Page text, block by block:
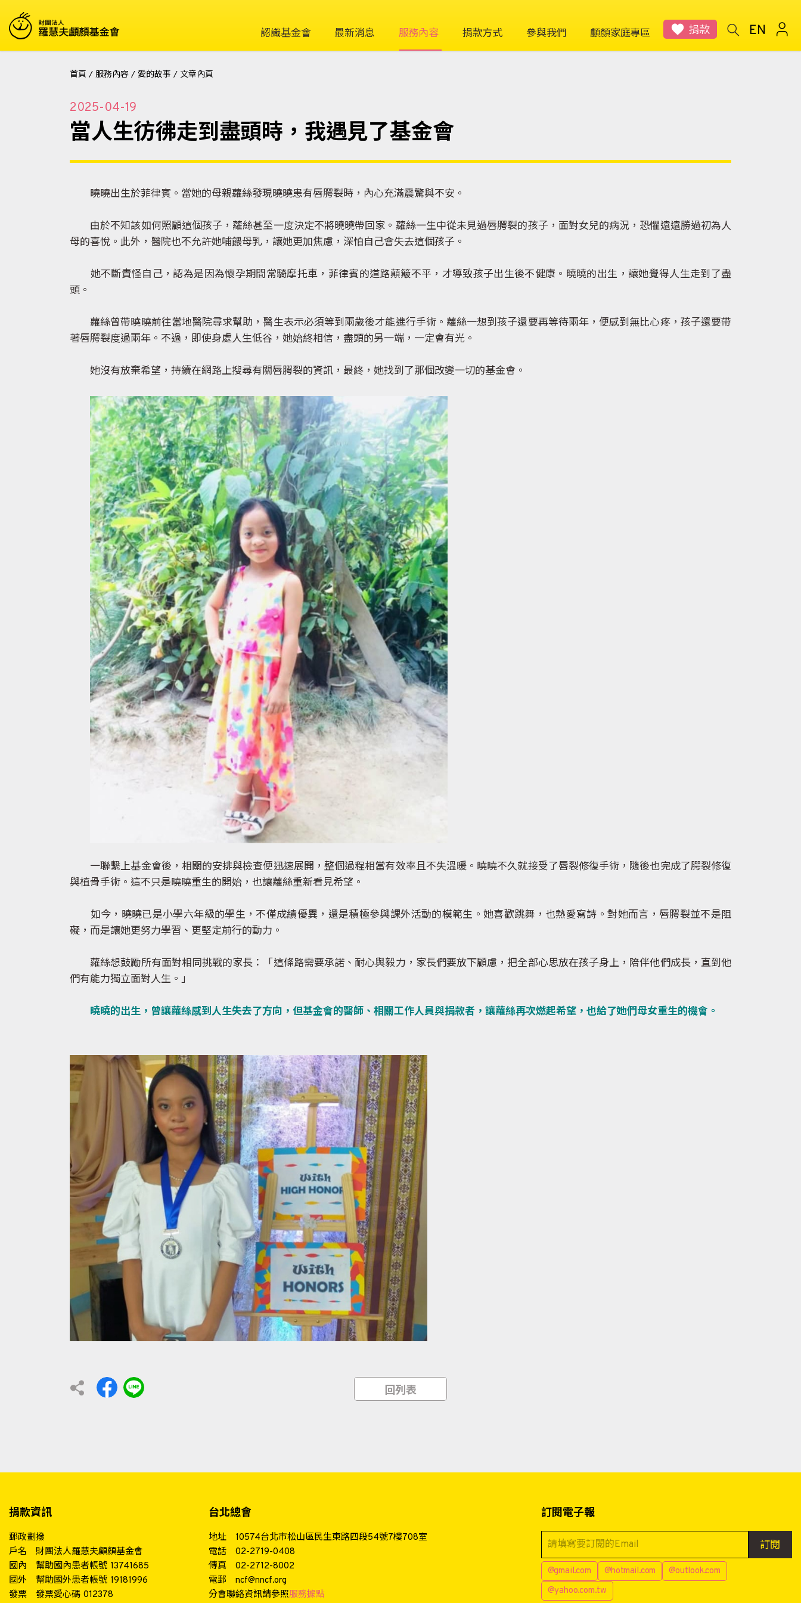
認識基金會 最新消息 服務內容 捐款方式 參與我們 顱顏家庭專區 捐款
首頁 / 服務內容 / 愛的故事 / 文章內頁
2025-04-19
當人生彷彿走到盡頭時，我遇見了基金會
曉曉出生於菲律賓。當她的母親蘿絲發現曉曉患有唇腭裂時，內心充滿震驚與不安。
由於不知該如何照顧這個孩子，蘿絲甚至一度決定不將曉曉帶回家。蘿絲一生中從未見過唇腭裂的孩子，面對女兒的病況，恐懼遠遠勝過初為人
母的喜悅。此外，醫院也不允許她哺餵母乳，讓她更加焦慮，深怕自己會失去這個孩子。
她不斷責怪自己，認為是因為懷孕期間常騎摩托車，菲律賓的道路顛簸不平，才導致孩子出生後不健康。曉曉的出生，讓她覺得人生走到了盡
頭。
蘿絲曾帶曉曉前往當地醫院尋求幫助，醫生表示必須等到兩歲後才能進行手術。蘿絲一想到孩子還要再等待兩年，便感到無比心疼，孩子還要帶
著唇腭裂度過兩年。不過，即使身處人生低谷，她始終相信，盡頭的另一端，一定會有光。
她沒有放棄希望，持續在網路上搜尋有關唇腭裂的資訊，最終，她找到了那個改變一切的基金會。
一聯繫上基金會後，相關的安排與檢查便迅速展開，整個過程相當有效率且不失溫暖。曉曉不久就接受了唇裂修復手術，隨後也完成了腭裂修復
與植骨手術。這不只是曉曉重生的開始，也讓蘿絲重新看見希望。
如今，曉曉已是小學六年級的學生，不僅成績優異，還是積極參與課外活動的模範生。她喜歡跳舞，也熱愛寫詩。對她而言，唇腭裂並不是阻
礙，而是讓她更努力學習、更堅定前行的動力。
蘿絲想鼓勵所有面對相同挑戰的家長：「這條路需要承諾、耐心與毅力，家長們要放下顧慮，把全部心思放在孩子身上，陪伴他們成長，直到他
們有能力獨立面對人生。」
曉曉的出生，曾讓蘿絲感到人生失去了方向，但基金會的醫師、相關工作人員與捐款者，讓蘿絲再次燃起希望，也給了她們母女重生的機會。
回列表
捐款資訊
郵政劃撥
戶名
財團法人羅慧夫顱顏基金會
國內
幫助國內患者帳號 13741685
國外
幫助國外患者帳號 19181996
發票
發票愛心碼 012378
台北總會
地址
10574台北市松山區民生東路四段54號7樓708室
電話
02-2719-0408
傳真
02-2712-8002
電郵
ncf@nncf.org
分會聯絡資訊請參照服務據點
訂閱電子報
訂閱
@gmail.com @hotmail.com
@outlook.com
@yahoo.com.tw